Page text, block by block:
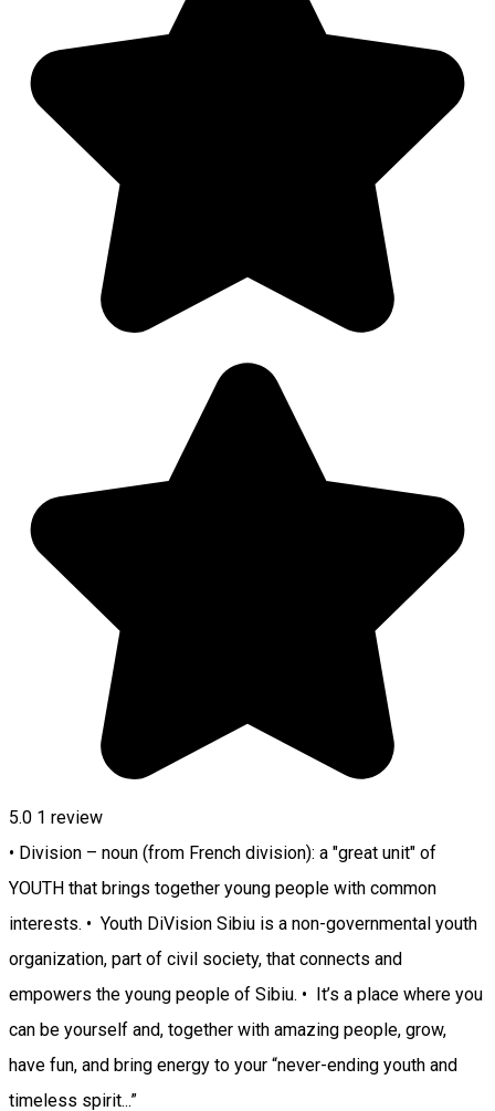
5.0 1 review
• Division – noun (from French division): a "great unit" of
YOUTH that brings together young people with common
interests. • Youth DiVision Sibiu is a non-governmental youth
organization, part of civil society, that connects and
empowers the young people of Sibiu. • It’s a place where you
can be yourself and, together with amazing people, grow,
have fun, and bring energy to your “never-ending youth and
timeless spirit...”